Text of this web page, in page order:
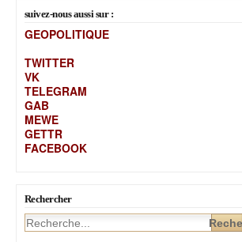
suivez-nous aussi sur :
GEOPOLITIQUE
TWITTER
VK
TELEGRAM
GAB
MEWE
GETTR
FACEBOOK
Rechercher